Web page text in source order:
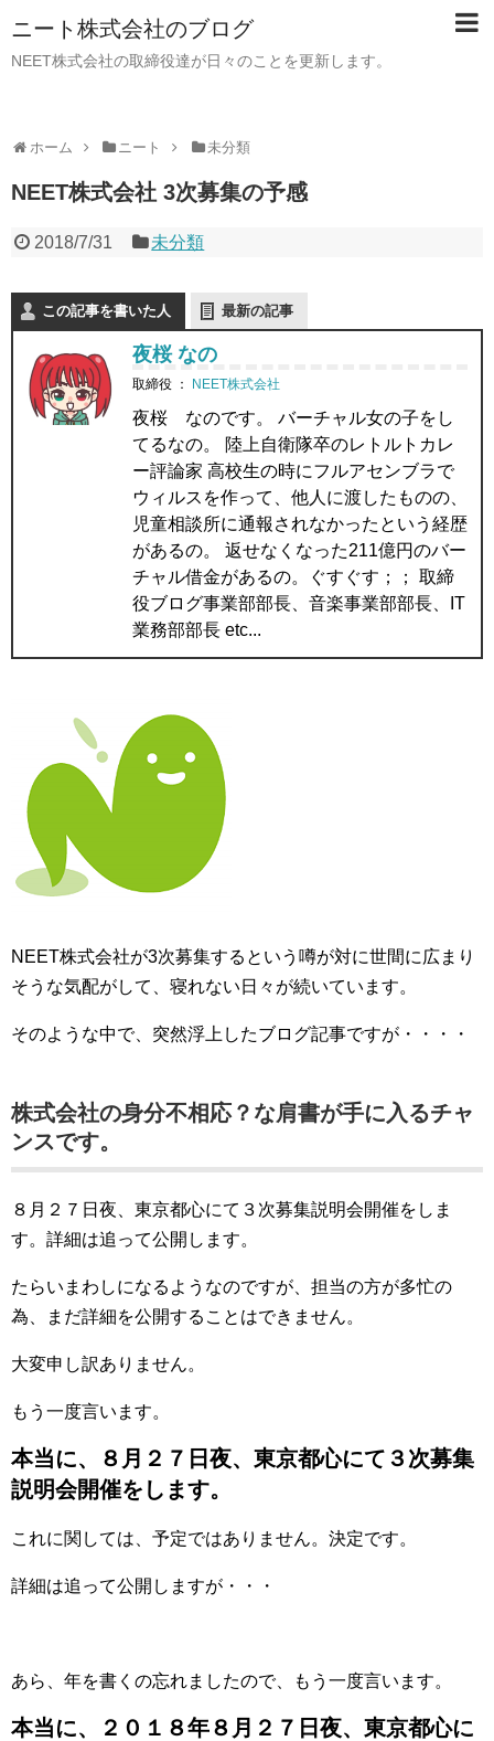
ニート株式会社のブログ
NEET株式会社の取締役達が日々のことを更新します。
ホーム ニート 未分類
NEET株式会社 3次募集の予感
2018/7/31 未分類
この記事を書いた人 最新の記事
夜桜 なの
取締役 ： NEET株式会社
夜桜 なのです。 バーチャル女の子をし
てるなの。 陸上自衛隊卒のレトルトカレ
ー評論家 高校生の時にフルアセンブラで
ウィルスを作って、他人に渡したものの、
児童相談所に通報されなかったという経歴
があるの。 返せなくなった211億円のバー
チャル借金があるの。ぐすぐす；； 取締
役ブログ事業部部長、音楽事業部部長、IT
業務部部長 etc...
NEET株式会社が3次募集するという噂が対に世間に広まり
そうな気配がして、寝れない日々が続いています。
そのような中で、突然浮上したブログ記事ですが・・・・
株式会社の身分不相応？な肩書が手に入るチャ
ンスです。
８月２７日夜、東京都心にて３次募集説明会開催をしま
す。詳細は追って公開します。
たらいまわしになるようなのですが、担当の方が多忙の
為、まだ詳細を公開することはできません。
大変申し訳ありません。
もう一度言います。
本当に、８月２７日夜、東京都心にて３次募集
説明会開催をします。
これに関しては、予定ではありません。決定です。
詳細は追って公開しますが・・・
あら、年を書くの忘れましたので、もう一度言います。
本当に、２０１８年８月２７日夜、東京都心に